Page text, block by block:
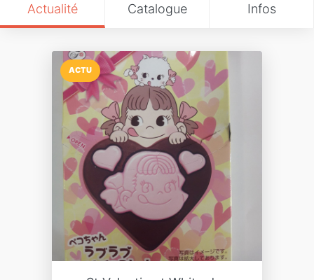
Actualité Catalogue Infos
ACTU